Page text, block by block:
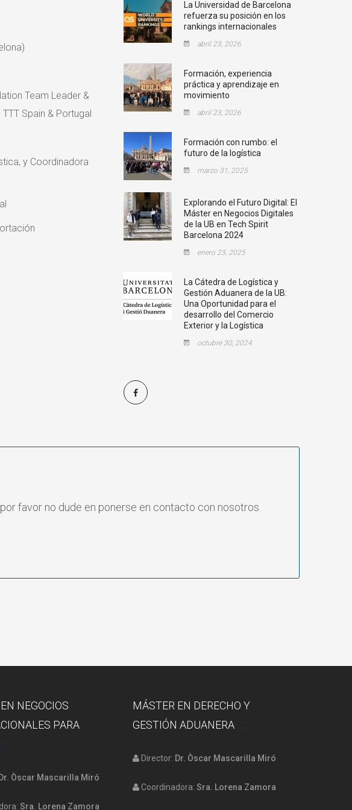
Team Leader &
Spain & Portugal
y Coordinadora
La Universidad de Barcelona
refuerza su posición en los
rankings internacionales
abril 23, 2026
Formación, experiencia
práctica y aprendizaje en
movimiento
abril 23, 2026
Formación con rumbo: el
futuro de la logística
marzo 31, 2025
Explorando el Futuro Digital: El
Máster en Negocios Digitales
de la UB en Tech Spirit
Barcelona 2024
enero 23, 2025
La Cátedra de Logística y
Gestión Aduanera de la UB:
Una Oportunidad para el
desarrollo del Comercio
Exterior y la Logística
octubre 30, 2024
favor no dude en ponerse en contacto con nosotros.
NEGOCIOS
PARA
Dr. Òscar Mascarilla Miró
Sra. Lorena Zamora
MÁSTER EN DERECHO Y
GESTIÓN ADUANERA
Director: Dr. Òscar Mascarilla Miró
Coordinadora: Sra. Lorena Zamora